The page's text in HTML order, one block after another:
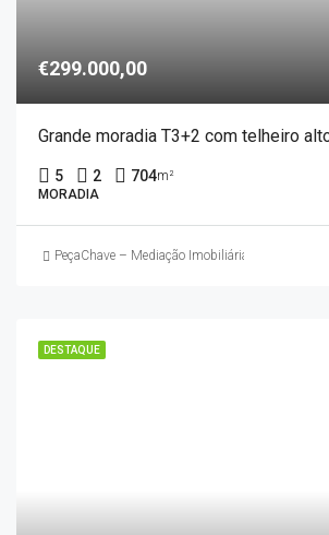
€299.000,00
Grande moradia T3+2 com telheiro
5 2 704m²
MORADIA
PeçaChave – Mediação Imobiliária
DESTAQUE